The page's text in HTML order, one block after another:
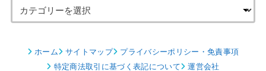
ホーム サイトマップ
プライバシーポリシー・免責事項
特定商法取引に基づく表記について
運営会社